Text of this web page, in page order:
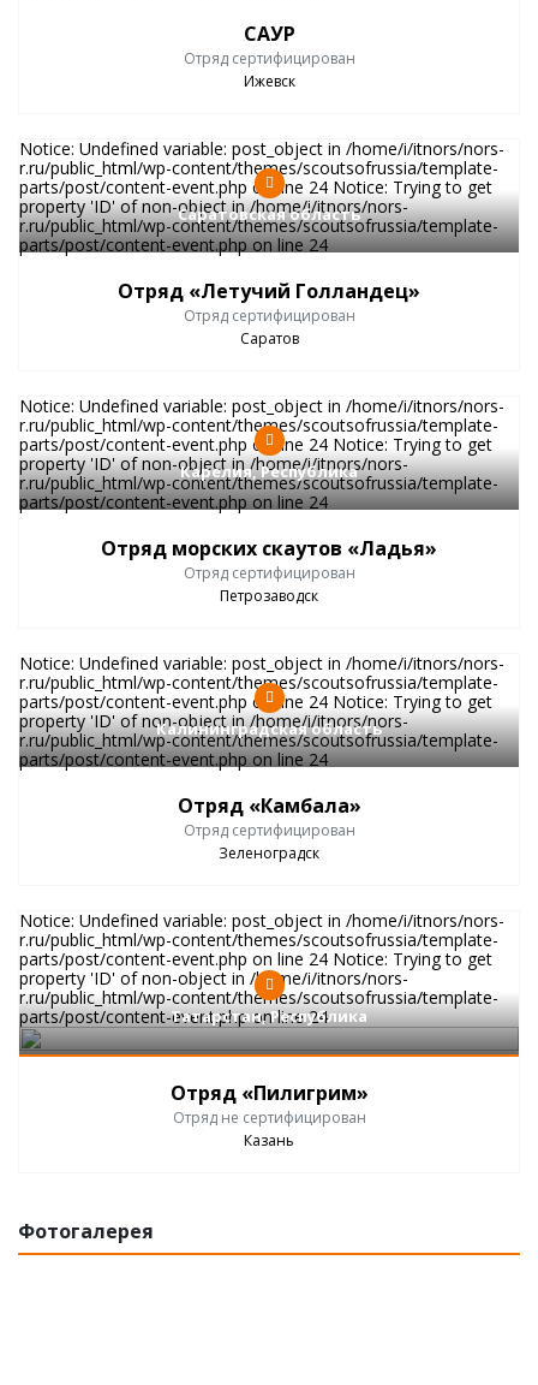
САУР
Отряд сертифицирован
Ижевск
Саратовская область
Notice: Undefined variable: post_object in /home/i/itnors/nors-
r.ru/public_html/wp-content/themes/scoutsofrussia/template-
parts/post/content-event.php on line 24 Notice: Trying to get
property 'ID' of non-object in /home/i/itnors/nors-
r.ru/public_html/wp-content/themes/scoutsofrussia/template-
parts/post/content-event.php on line 24
Отряд «Летучий Голландец»
Отряд сертифицирован
Саратов
Карелия, Республика
Notice: Undefined variable: post_object in /home/i/itnors/nors-
r.ru/public_html/wp-content/themes/scoutsofrussia/template-
parts/post/content-event.php on line 24 Notice: Trying to get
property 'ID' of non-object in /home/i/itnors/nors-
r.ru/public_html/wp-content/themes/scoutsofrussia/template-
parts/post/content-event.php on line 24
Отряд морских скаутов «Ладья»
Отряд сертифицирован
Петрозаводск
Калининградская область
Notice: Undefined variable: post_object in /home/i/itnors/nors-
r.ru/public_html/wp-content/themes/scoutsofrussia/template-
parts/post/content-event.php on line 24 Notice: Trying to get
property 'ID' of non-object in /home/i/itnors/nors-
r.ru/public_html/wp-content/themes/scoutsofrussia/template-
parts/post/content-event.php on line 24
Отряд «Камбала»
Отряд сертифицирован
Зеленоградск
Татарстан, Республика
Notice: Undefined variable: post_object in /home/i/itnors/nors-
r.ru/public_html/wp-content/themes/scoutsofrussia/template-
parts/post/content-event.php on line 24 Notice: Trying to get
property 'ID' of non-object in /home/i/itnors/nors-
r.ru/public_html/wp-content/themes/scoutsofrussia/template-
parts/post/content-event.php on line 24
Отряд «Пилигрим»
Отряд не сертифицирован
Казань
Фотогалерея